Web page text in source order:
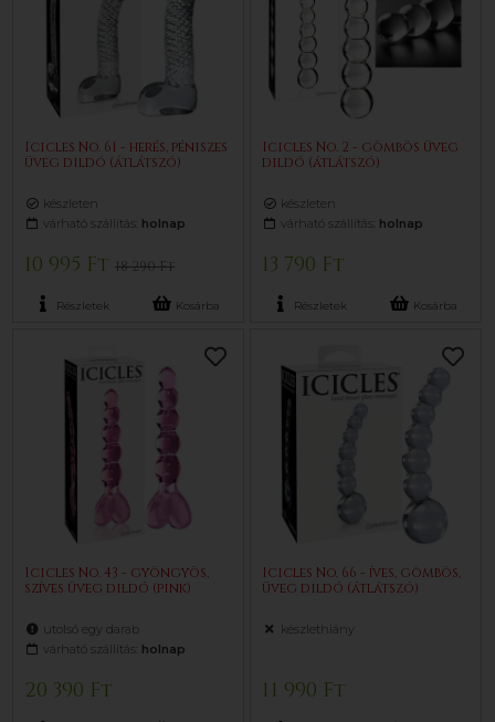
Icicles No. 61 - herés, péniszes
üveg dildó (átlátszó)
készleten
várható szállítás: holnap
10 995 Ft18 290 Ft
Részletek Kosárba
Icicles No. 2 - gömbös üveg
dildó (átlátszó)
készleten
várható szállítás: holnap
13 790 Ft
Részletek Kosárba
Icicles No. 43 - gyöngyös,
szíves üveg dildó (pink)
utolsó egy darab
várható szállítás: holnap
20 390 Ft
Icicles No. 66 - íves, gömbös,
üveg dildó (átlátszó)
készlethiány
11 990 Ft